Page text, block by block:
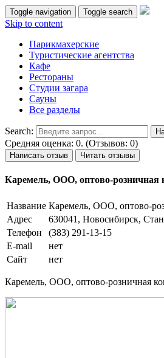
Toggle navigation Toggle search
Skip to content
Парикмахерские
Туристические агентства
Кафе
Рестораны
Студии загара
Сауны
Все разделы
Search:
Средняя оценка: 0. (Отзывов: 0)
Написать отзыв Читать отзывы
Каремель, ООО, оптово-розничная
Название Каремель, ООО, оптово-
Адрес
630041, Новосибирск,
Телефон
(383) 291-13-15
E-mail
нет
Сайт
нет
Каремель, ООО, оптово-розничная